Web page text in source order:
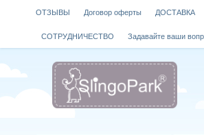
ОТЗЫВЫ Договор оферты ДОСТАВКА
СОТРУДНИЧЕСТВО Задавайте ваши